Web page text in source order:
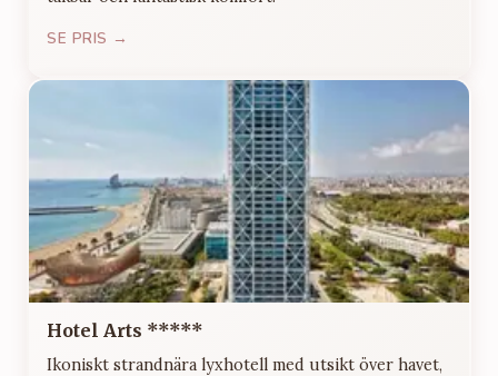
SE PRIS →
Hotel Arts *****
Ikoniskt strandnära lyxhotell med utsikt över havet,